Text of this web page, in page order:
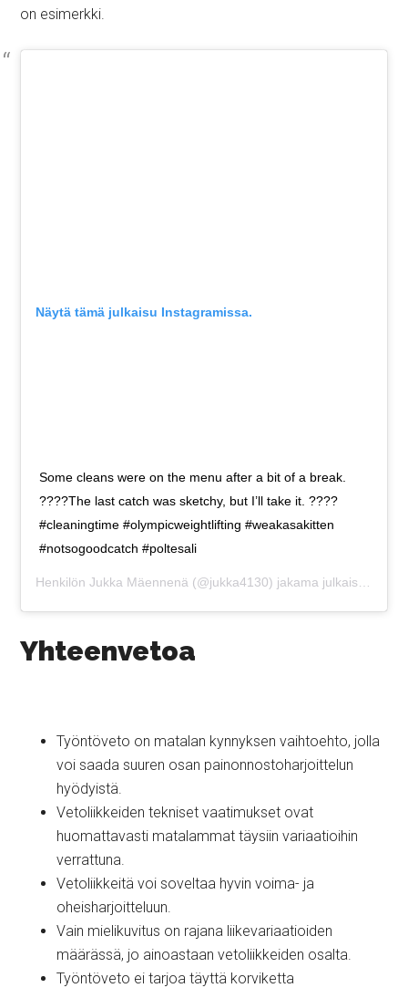
on esimerkki.
Näytä tämä julkaisu Instagramissa.
Some cleans were on the menu after a bit of a break.
????The last catch was sketchy, but I’ll take it. ????
#cleaningtime #olympicweightlifting #weakasakitten
#notsogoodcatch #poltesali
HenkilönJukka Mäennenä (@jukka4130) jakama julkaisu
Yhteenvetoa
Työntöveto on matalan kynnyksen vaihtoehto, jolla
voi saada suuren osan painonnostoharjoittelun
hyödyistä.
Vetoliikkeiden tekniset vaatimukset ovat
huomattavasti matalammat täysiin variaatioihin
verrattuna.
Vetoliikkeitä voi soveltaa hyvin voima- ja
oheisharjoitteluun.
Vain mielikuvitus on rajana liikevariaatioiden
määrässä, jo ainoastaan vetoliikkeiden osalta.
Työntöveto ei tarjoa täyttä korviketta